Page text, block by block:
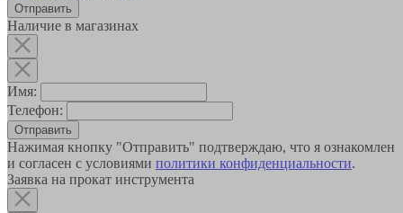
Наличие в магазинах
Имя:
Телефон:
Отправить
Нажимая кнопку "Отправить" подтверждаю, что я ознакомлен
и согласен с условиями политики конфиденциальности.
Заявка на прокат инструмента